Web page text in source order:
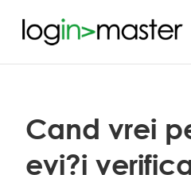
Cand vrei
evi?i